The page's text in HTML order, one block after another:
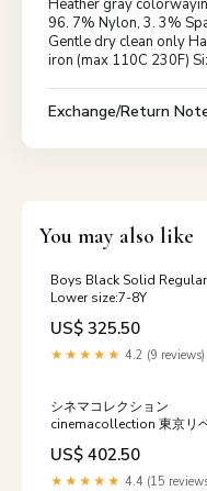
96. 7% Nylon, 3. 3%
Gentle dry clean only
iron (max 110C 230F)
Exchange/Return
You may also like
Boys Black Solid
Lower size:7-8Y
US$ 325.50
★★★★★ 4.2 (9 reviews)
シネマコレクション
cinemacollection 東京リ
ジャーズ グッズ マグネット
少年マガジン アニメキャラ
ター アクリルマグネット
US$ 402.50
★★★★★ 4.4 (15